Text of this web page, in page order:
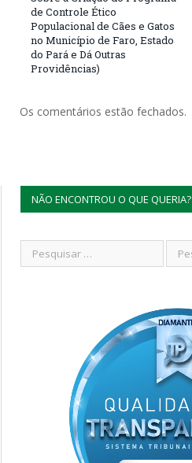
de Controle Ético
Populacional de Cães e Gatos
no Município de Faro, Estado
do Pará e Dá Outras
Providências)
Os comentários estão fechados.
NÃO ENCONTROU O QUE QUERIA?